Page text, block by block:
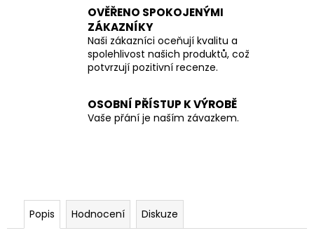
OVĚŘENO SPOKOJENÝMI
ZÁKAZNÍKY
Naši zákazníci oceňují kvalitu a
spolehlivost našich produktů, což
potvrzují pozitivní recenze.
OSOBNÍ PŘÍSTUP K VÝROBĚ
Vaše přání je naším závazkem.
Popis Hodnocení Diskuze